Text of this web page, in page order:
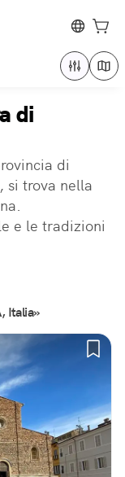
di
di
si trova nella
e le tradizioni
Italia»